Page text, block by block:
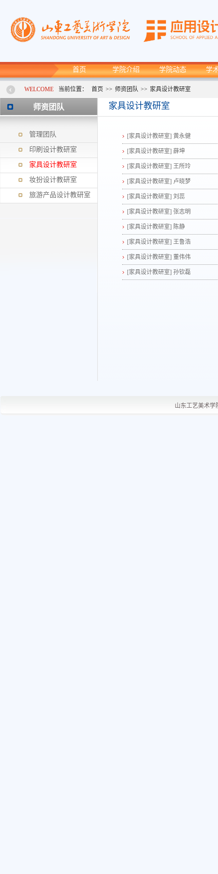
首页 学院介绍 学院动态 学
WELCOME 当前位置： 首页 >> 师资团队 >> 家具设计教研室
师资团队
管理团队
印刷设计教研室
家具设计教研室
妆扮设计教研室
旅游产品设计教研室
家具设计教研室
[家具设计教研室] 黄永健
[家具设计教研室] 薛坤
[家具设计教研室] 王所玲
[家具设计教研室] 卢晓梦
[家具设计教研室] 刘蕊
[家具设计教研室] 张志明
[家具设计教研室] 陈静
[家具设计教研室] 王鲁浩
[家具设计教研室] 董伟伟
[家具设计教研室] 孙钦磊
山东工艺美术